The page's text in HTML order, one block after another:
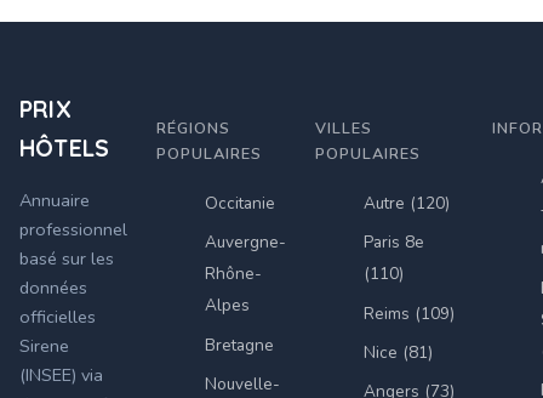
PRIX
HÔTELS
Annuaire
professionnel
basé sur les
données
officielles
Sirene
(INSEE) via
RÉGIONS
POPULAIRES
Occitanie
Auvergne-
Rhône-
Alpes
Bretagne
Nouvelle-
VILLES
POPULAIRES
Autre (120)
Paris 8e
(110)
Reims (109)
Nice (81)
Angers (73)